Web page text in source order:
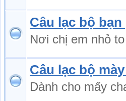
Câu lạc bộ bạn
Nơi chị em nhỏ
Câu lạc bộ
Dành cho mấy